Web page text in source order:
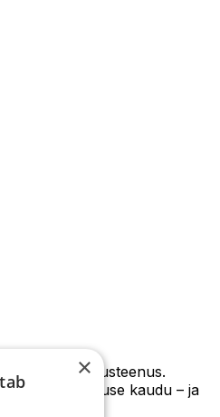
kodukoristusteenus.
rakenduse kaudu – ja
×